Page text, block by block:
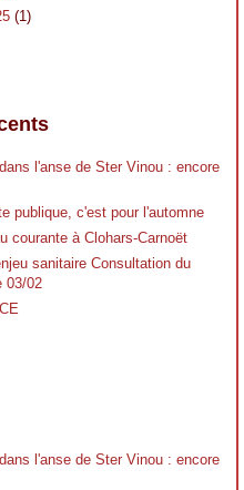
(1)
l'anse de Ster Vinou : encore
publique, c'est pour l'automne
courante à Clohars-Carnoët
sanitaire Consultation du
03/02
l'anse de Ster Vinou : encore